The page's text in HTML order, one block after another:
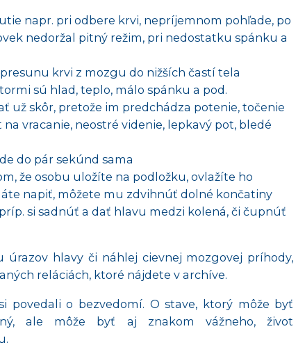
napr. pri odbere krvi, nepríjemnom pohľade, po
nedoržal pitný režim, pri nedostatku spánku a
krvi z mozgu do nižších častí tela
sú hlad, teplo, málo spánku a pod.
už skôr, pretože im predchádza potenie, točenie
na vracanie, neostré videnie, lepkavý pot, bledé
do pár sekúnd sama
že osobu uložíte na podložku, ovlažíte ho
napiť, môžete mu zdvihnúť dolné končatiny
si sadnúť a dať hlavu medzi kolená, či čupnúť
úrazov hlavy či náhlej cievnej mozgovej príhody,
reláciách, ktoré nájdete v archíve.
povedali o bezvedomí. O stave, ktorý môže byť
ale môže byť aj znakom vážneho, život